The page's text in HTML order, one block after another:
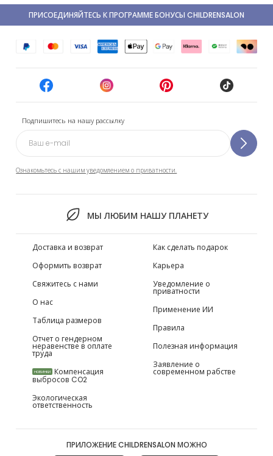
Подпишитесь на нашу рассылку
Ознакомьтесь с нашим уведомлением о приватности.
МЫ ЛЮБИМ НАШУ ПЛАНЕТУ
ПРИСОЕДИНЯЙТЕСЬ К ПРОГРАММЕ БОНУСЫ CHILDRENSALON
Доставка и возврат
Оформить возврат
Свяжитесь с нами
О нас
Таблица размеров
Отчет о гендерном
неравенстве в оплате
труда
НОВИНКИ Компенсация
выбросов CO2
Экологическая
ответственность
Как сделать подарок
Карьера
Уведомление о
приватности
Применение ИИ
Правила
Полезная информация
Заявление о
современном рабстве
ПРИЛОЖЕНИЕ CHILDRENSALON МОЖНО